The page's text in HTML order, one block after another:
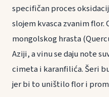
specifičan proces
slojem kvasca zvanim flor.
mongolskog hrasta
Aziji, a vinu se daju note
cimeta i karanfilića. Šeri
jer bi to uništilo flor i